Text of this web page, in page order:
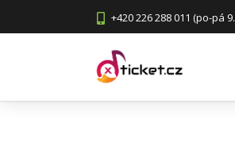
+420 226 288 011 (po-pá